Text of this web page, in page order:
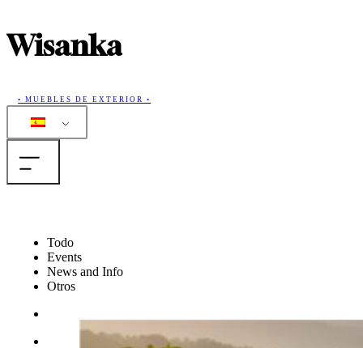
Wisanka
• MUEBLES DE EXTERIOR •
Productos
Colecciones
Todo
Events
News and Info
Otros